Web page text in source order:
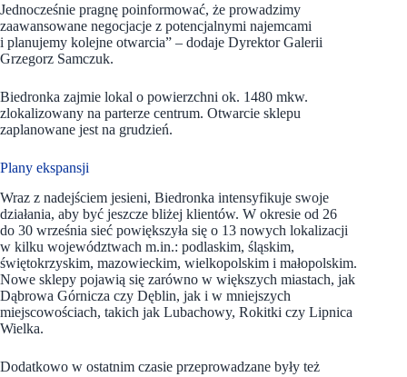
Jednocześnie pragnę poinformować, że prowadzimy
zaawansowane negocjacje z potencjalnymi najemcami
i planujemy kolejne otwarcia” – dodaje Dyrektor Galerii
Grzegorz Samczuk.
Biedronka zajmie lokal o powierzchni ok. 1480 mkw.
zlokalizowany na parterze centrum. Otwarcie sklepu
zaplanowane jest na grudzień.
Plany ekspansji
Wraz z nadejściem jesieni, Biedronka intensyfikuje swoje
działania, aby być jeszcze bliżej klientów. W okresie od 26
do 30 września sieć powiększyła się o 13 nowych lokalizacji
w kilku województwach m.in.: podlaskim, śląskim,
świętokrzyskim, mazowieckim, wielkopolskim i małopolskim.
Nowe sklepy pojawią się zarówno w większych miastach, jak
Dąbrowa Górnicza czy Dęblin, jak i w mniejszych
miejscowościach, takich jak Lubachowy, Rokitki czy Lipnica
Wielka.
Dodatkowo w ostatnim czasie przeprowadzane były też